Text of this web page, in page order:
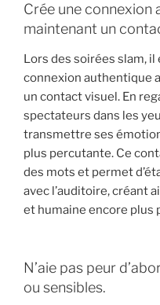
Crée une connexion
maintenant un
Lors des soirées slam,
connexion authentique
un contact visuel. En
spectateurs dans les
transmettre ses
plus percutante. Ce
des mots et permet
avec l’auditoire, créant
et humaine encore plus
N’aie pas peur
ou sensibles.